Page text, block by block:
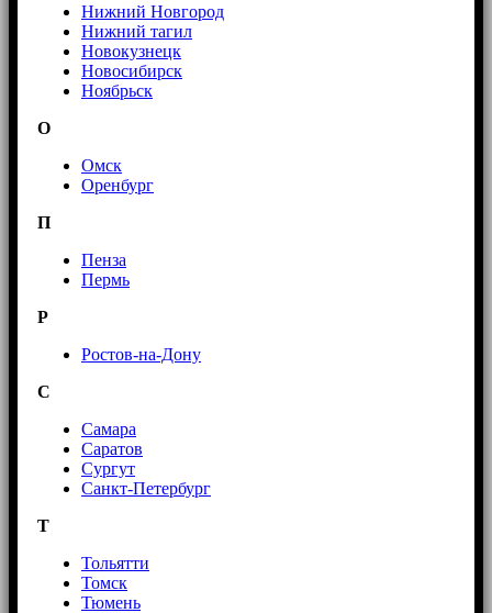
Нижний Новгород
Нижний тагил
Новокузнецк
Новосибирск
Ноябрьск
О
Омск
Оренбург
П
Пенза
Пермь
Р
Ростов-на-Дону
С
Самара
Саратов
Сургут
Санкт-Петербург
Т
Тольятти
Томск
Тюмень